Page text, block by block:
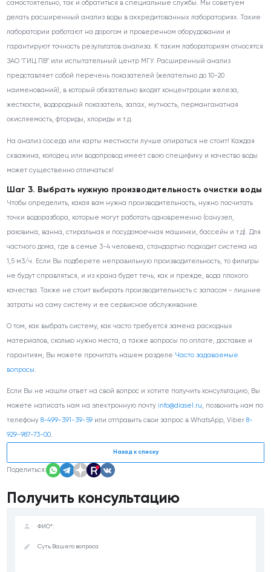
самостоятельно, так и обратиться в специальные службы. Мы советуем
делать расширенный анализ воды в аккредитованных лабораториях. Такие
лаборатории работают на дорогом и проверенном оборудовании и
гарантируют точность результатов анализа. К таким лабораториям относятся
ЗАО "ГИЦ ПВ" или испытательный центр МГУ. Расширенный анализ
представляет собой перечень показателей (желательно до 10-20
наименований), в который обязательно входят концентрации железа,
жесткости, водородный показатель, запах, мутность, перманганатная
окисляемость, фториды, хлориды и т.д.
На анализ соседа или карты местности лучше опираться не стоит! Каждая
скважина, колодец или водопровод имеет свою специфику и качество воды
может существенно отличаться!
Шаг 3. Выбрать нужную производительность очистки воды
Чтобы определить, какая вам нужна производительность, нужно посчитать
точки водоразбора, которые могут работать одновременно (санузел,
раковина, ванна, стиральная и посудомоечная машинки, бассейн и т.д). Для
частного дома, где в семье 3-4 человека, стандартно подходит система на
1,5 м3/ч. Если Вы подберете неправильную производительность, то фильтры
не будут справляться, и из крана будет течь, как и прежде, вода плохого
качества. Также не стоит выбирать производительность с запасом - лишние
затраты на саму систему и ее сервисное обслуживание.
О том, как выбрать систему, как часто требуется замена расходных
материалов, сколько нужно места, а также вопросы по оплате, доставке и
гарантиям, Вы можете прочитать нашем разделе Часто задаваемые
вопросы.
Если Вы не нашли ответ на свой вопрос и хотите получить консультацию, Вы
можете написать нам на электронную почтуinfo@diasel.ru, позвонить нам по
телефону8-499-391-39-59 или отправить свои запрос в WhatsApp, Viber8-
929-987-73-00.
Назад к списку
Поделиться:
Получить консультацию